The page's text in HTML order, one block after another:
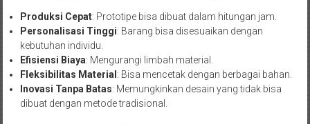
Produksi Cepat: Prototipe bisa dibuat dalam hitungan jam.
Personalisasi Tinggi: Barang bisa disesuaikan dengan
kebutuhan individu.
Efisiensi Biaya: Mengurangi limbah material.
Fleksibilitas Material : Bisa mencetak dengan berbagai bahan.
Inovasi Tanpa Batas: Memungkinkan desain yang tidak bisa
dibuat dengan metode tradisional.